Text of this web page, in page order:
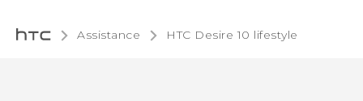
Assistance HTC Desire 10 lifestyle‎